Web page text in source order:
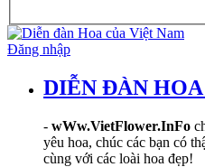
Đăng nhập
DIỄN ĐÀN
- wWw.VietFlower.InFo
yêu hoa, chúc các bạn có
cùng với các loài hoa đẹp!